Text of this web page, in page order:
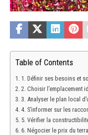
Table of Contents
1. Définir ses besoins et
2. Choisir l’emplacement
3. Analyser le plan local
4. S’informer sur les
5. Vérifier la
6. Négocier le prix du